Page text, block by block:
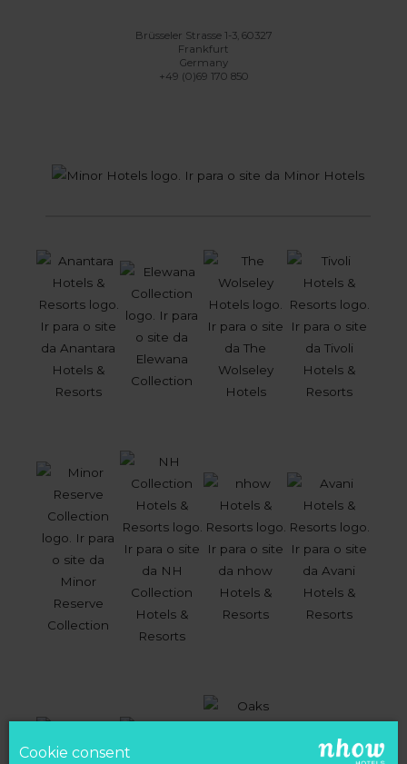
Brüsseler Strasse 1-3, 60327
Frankfurt
Germany
+49 (0)69 170 850
Cookie consent